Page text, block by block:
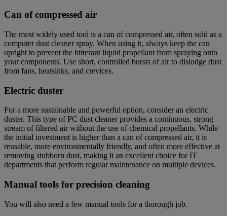
Can of compressed air
The most widely used tool is a can of compressed air, often sold as a
computer dust cleaner spray. When using it, always keep the can
upright to prevent the bitterant liquid propellant from spraying onto
your components. Use short, controlled bursts of air to dislodge dust
from fans, heatsinks, and crevices.
Electric duster
For a more sustainable and powerful option, consider an electric
duster. This type of PC dust cleaner provides a continuous, strong
stream of filtered air without the use of chemical propellants. While
the initial investment is higher than a can of compressed air, it is
reusable, more environmentally friendly, and often more effective at
removing stubborn dust, making it an excellent choice for IT
departments that perform regular maintenance on multiple devices.
Manual tools for precision cleaning
You will also need a few manual tools for a thorough job.